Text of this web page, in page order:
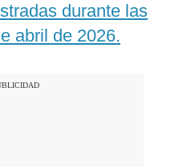
durante las
abril de 2026.